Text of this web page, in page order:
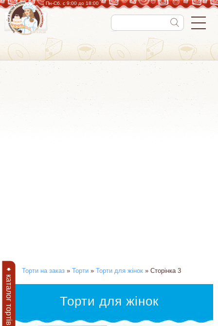
Пн-Cб. с 9:00 до 18:00
Торти на заказ » Торти » Торти для жінок » Сторінка 3
Торти для жінок
➧ каталог тортів